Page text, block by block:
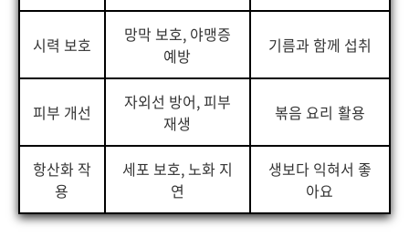
시력 보호
망막 보호, 야맹증
예방
기름과 함께 섭취
피부 개선
자외선 방어, 피부
재생
볶음 요리 활용
항산화 작
용
세포 보호, 노화 지
연
생보다 익혀서 좋
아요